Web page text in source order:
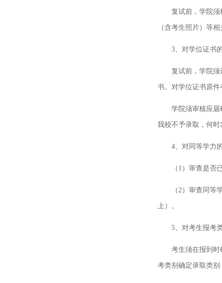
复试前，学院
（含考生照片）等
3、对学位证书
复试前，学院
书。对学位证书原
学院须审核应
我校不予录取，何
4、对同等学力
（1）审查是否
（2）审查同
上）。
5、对考生报考
考生须在报到
考类别确定录取类